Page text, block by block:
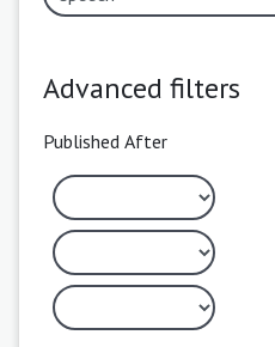
Advanced filters
Published After